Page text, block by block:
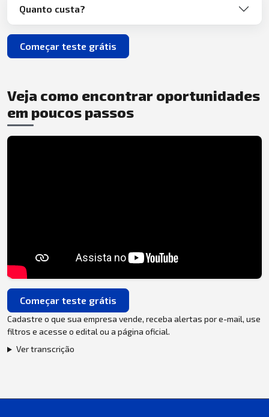
Quanto custa?
Começar teste grátis
Veja como encontrar oportunidades
em poucos passos
Começar teste grátis
Cadastre o que sua empresa vende, receba alertas por e-mail, use
filtros e acesse o edital ou a página oficial.
Ver transcrição